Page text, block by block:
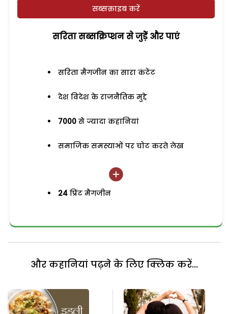
सब्सक्राइब करें
सरिता सब्सक्रिप्शन से जुड़ेें और पाएं
सरिता मैगजीन का सारा कंटेंट
देश विदेश के राजनैतिक मुद्दे
7000 से ज्यादा कहानियां
समाजिक समस्याओं पर चोट करते लेख
24 प्रिंट मैगजीन
और कहानियां पढ़ने के लिए क्लिक करें...